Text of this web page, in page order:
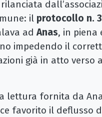
il protocollo n.
ad Anas, in piena
impedendo il
già in atto verso
lettura fornita da
favorito il deflusso